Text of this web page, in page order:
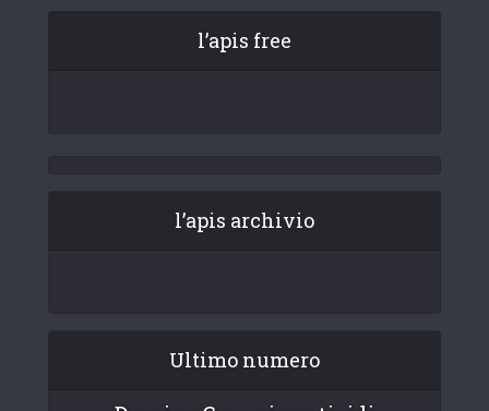
l’apis free
l’apis archivio
Ultimo numero